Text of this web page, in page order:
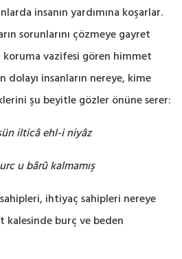
insanın yardımına koşarlar.
‎sorunlarını çözmeye gayret
vazifesi gören himmet
dolayı insanların nereye, kime
şu beyitle gözler ‎önüne serer:‎
ilticâ ehl-i niyâz
u bârû kalmamış
ihtiyaç sahipleri nereye
kalesinde ‎burç ve ‎beden